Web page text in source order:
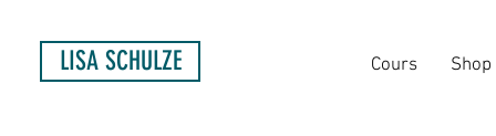
Cours Shop
LISA SCHULZE